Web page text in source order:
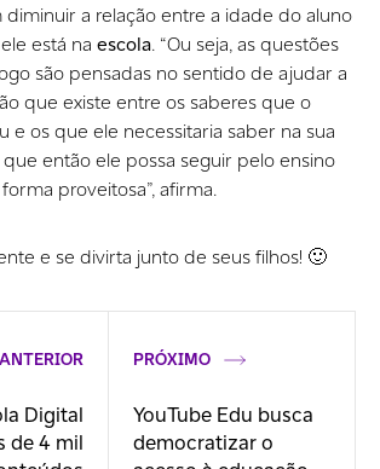
a relação entre a idade do aluno
está na escola. “Ou seja, as questões
são pensadas no sentido de ajudar a
que existe entre os saberes que o
e os que ele necessitaria saber na sua
que então ele possa seguir pelo ensino
proveitosa”, afirma.
e se divirta junto de seus filhos! 🙂
ANTERIOR
Digital
de 4 mil
PRÓXIMO
YouTube Edu busca
democratizar o